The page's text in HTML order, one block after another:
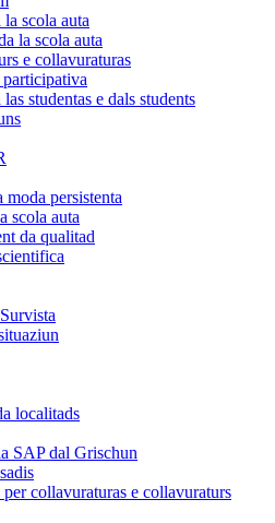
la scola auta
la scola auta
e collavuraturas
studentas e dals students
moda persistenta
scola auta
da qualitad
localitads
SAP dal Grischun
per collavuraturas e collavuraturs